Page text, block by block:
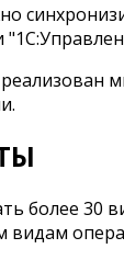
более 30
видам